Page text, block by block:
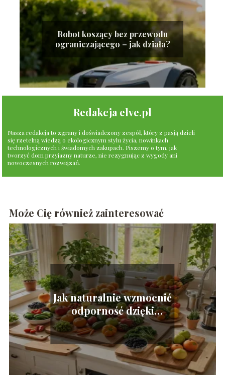
Robot koszący bez przewodu
ograniczającego – jak działa?
Redakcja elve.pl
Nasza redakcja to zgrany i doświadczony zespół, który z pasją dzieli
się rzetelną wiedzą o ekologicznym stylu życia, nowinkach
technologicznych i świadomych zakupach. Piszemy o tym, jak
tworzyć dom przyjazny naturze, nie rezygnując z wygody ani
nowoczesnych rozwiązań.
Może Cię również zainteresować
Jak naturalnie wzmocnić
odporność dzięki
odpowiedniej diecie?